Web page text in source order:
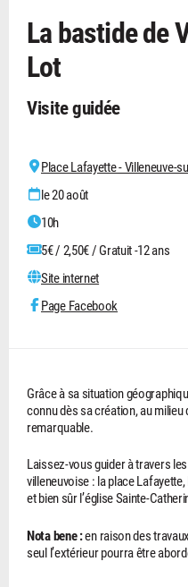
La bastide de
Lot
Visite guidée
Place Lafayette - Villeneuve-
le 20 août
10h
5€ / 2,50€ / Gratuit -12 ans
Site internet
Page Facebook
Grâce à sa situation
connu dès sa création, au
remarquable.
Laissez-vous guider à travers
villeneuvoise : la place
et bien sûr l’église Sainte-
Nota bene :en raison des
seul l’extérieur pourra être